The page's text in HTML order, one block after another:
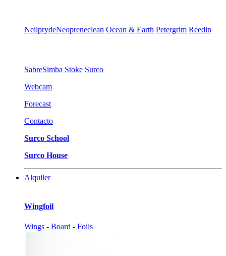
NeilprydeNeopreneclean Ocean & Earth Petergrim Reedin
SabreSimba Stoke Surco
Webcam
Forecast
Contacto
Surco School
Surco House
Alquiler
Wingfoil
Wings - Board - Foils